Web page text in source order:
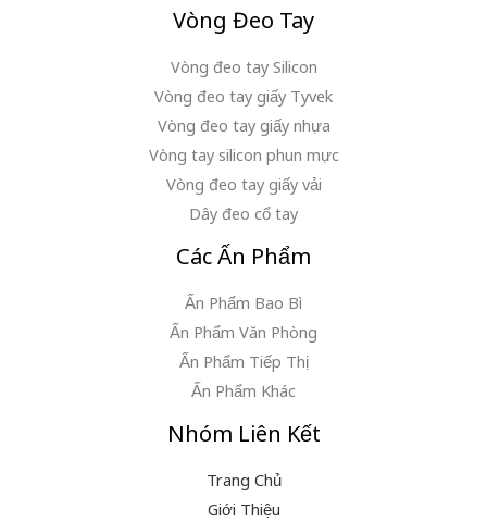
Vòng Đeo Tay
Vòng đeo tay Silicon
Vòng đeo tay giấy Tyvek
Vòng đeo tay giấy nhựa
Vòng tay silicon phun mực
Vòng đeo tay giấy vải
Dây đeo cổ tay
Các Ấn Phẩm
Ấn Phẩm Bao Bì
Ấn Phẩm Văn Phòng
Ấn Phẩm Tiếp Thị
Ấn Phẩm Khác
Nhóm Liên Kết
Trang Chủ
Giới Thiệu